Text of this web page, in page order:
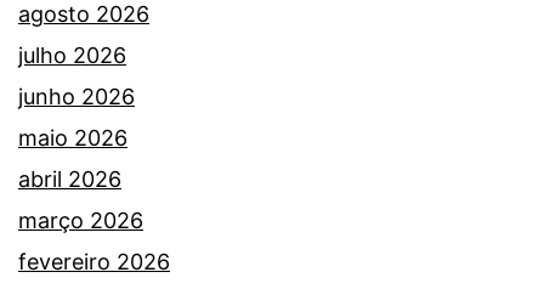
agosto 2026
julho 2026
junho 2026
maio 2026
abril 2026
março 2026
fevereiro 2026